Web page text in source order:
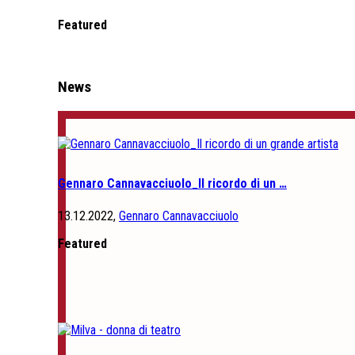
Featured
News
Gennaro Cannavacciuolo_Il ricordo di un …
13.12.2022, Gennaro Cannavacciuolo
Featured